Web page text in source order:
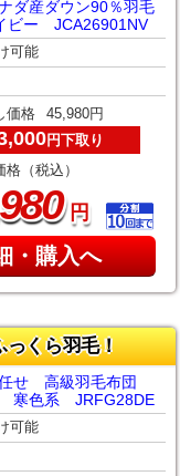
ダ産ダウン90％羽毛
ー JCA26901NV
可能
価格 45,980円
円下取り
格（税込）
980円
・購入へ
っくら羽毛！
せ 高級羽毛布団
寒色系 JRFG28DE
可能